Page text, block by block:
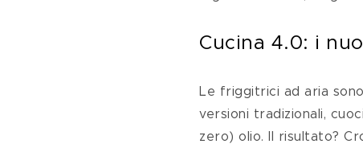
Cucina 4.0: i
Le friggitrici ad aria
versioni tradizionali,
zero) olio. Il risultato?